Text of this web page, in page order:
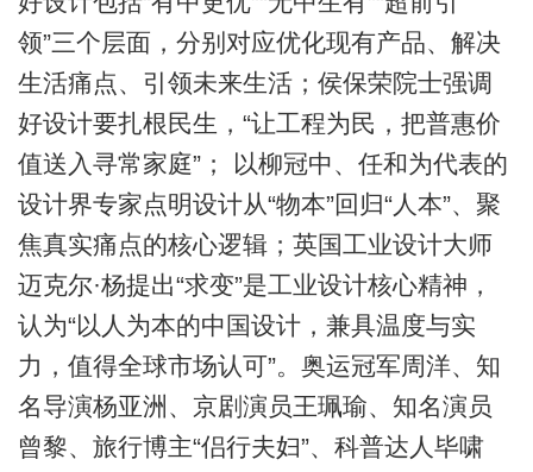
领”三个层面，分别对应优化现有产品、解决
生活痛点、引领未来生活；侯保荣院士强调
好设计要扎根民生，“让工程为民，把普惠价
值送入寻常家庭”； 以柳冠中、任和为代表的
设计界专家点明设计从“物本”回归“人本”、聚
焦真实痛点的核心逻辑；英国工业设计大师
迈克尔·杨提出“求变”是工业设计核心精神，
认为“以人为本的中国设计，兼具温度与实
力，值得全球市场认可”。奥运冠军周洋、知
名导演杨亚洲、京剧演员王珮瑜、知名演员
曾黎、旅行博主“侣行夫妇”、科普达人毕啸